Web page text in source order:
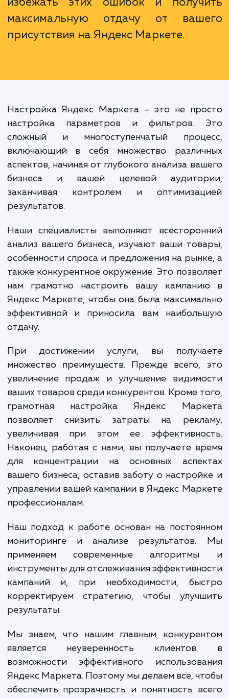
глубокого понимания ее
специфики работы,
Наши специалисты помогут
избежать этих ошибок и
максимальную отдачу от
присутствия на Яндекс Маркете.
Настройка Яндекс Маркета – это не
настройка параметров и фильтров.
сложный и многоступенчатый
включающий в себя множество
аспектов, начиная от глубокого анализа
бизнеса и вашей целевой
результатов.
Наши специалисты выполняют
анализ вашего бизнеса, изучают ваши
особенности спроса и предложения на
также конкурентное окружение. Это
нам грамотно настроить вашу
Яндекс Маркете, чтобы она была
эффективной и приносила вам
отдачу.
множество преимуществ. Прежде всего,
увеличение продаж и улучшение
ваших товаров среди конкурентов. Кроме
грамотная настройка Яндекс
позволяет снизить затраты на
увеличивая при этом ее
для концентрации на основных
вашего бизнеса, оставив заботу о
управлении вашей кампании в Яндекс
профессионалам.